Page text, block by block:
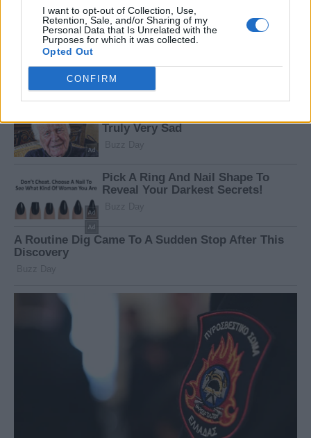
I want to opt-out of Collection, Use,
Retention, Sale, and/or Sharing of my
Personal Data that Is Unrelated with the
Purposes for which it was collected.
Opted Out
CONFIRM